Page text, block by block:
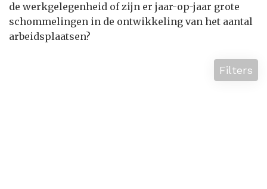
de werkgelegenheid of zijn er jaar-op-jaar grote
schommelingen in de ontwikkeling van het aantal
arbeidsplaatsen?
Filters